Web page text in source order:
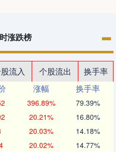
涨跌榜
流入 个股流出
换手率
涨幅
换手率
396.89% 79.39%
20.21% 16.80%
20.03% 14.18%
20.02% 14.77%